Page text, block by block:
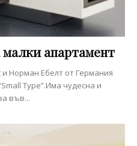
апартамент
Норман Ебелт от Германия
Type”.Има чудесна и
във...